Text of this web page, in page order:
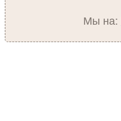
Мы на: